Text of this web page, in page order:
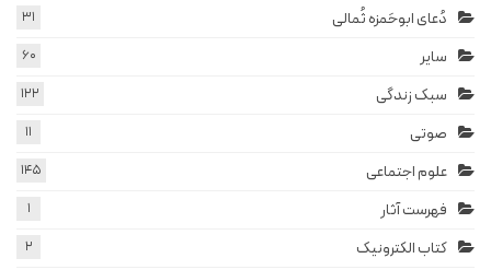
دُعای ابوحَمزه ثُمالی 31
سایر 60
سبک زندگی 122
صوتی 11
علوم اجتماعی 145
فهرست آثار 1
کتاب الکترونیک 2